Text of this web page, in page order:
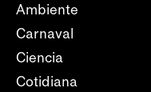
Ambiente
Carnaval
Ciencia
Cotidiana